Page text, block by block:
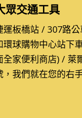
眾交通工具
運板橋站 / 307路
環球購物中心站下
全家便利商店) / 萊
，我們就在您的右